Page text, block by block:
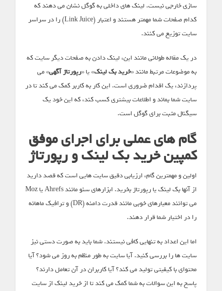
سازی خارجی نیست. لینک های داخلی به گوگل نشان می دهند که
کدام صفحات شما مهمتر هستند و اعتبار (Link Juice) را در سراسر
سایت توزیع می کنند.
در یک مقاله طولانی مانند این، لینک دادن به صفحات دیگر سایت که
به موضوعات مرتبط مانند «خرید بک لینک» یا «رپورتاژ آگهی» می
پردازند، یک اقدام ضروری است. این کار به کاربر کمک می کند تا در
سایت شما بماند و اطلاعات بیشتری کسب کند، که این خود یک
سیگنال مثبت برای گوگل است.
گام های عملی برای اجرای موفق
کمپین خرید بک لینک و رپورتاژ
اولین و مهمترین گام، ارزیابی دقیق سایت هایی است که قصد دارید
از آنها بک لینک یا رپورتاژ بخرید. ابزارهای سئو مانند Ahrefs یا Moz
می توانند معیارهای خوبی مانند قدرت دامنه (DR) و ترافیک ماهانه
را در اختیار شما قرار دهند.
اما این اعداد به تنهایی کافی نیستند. شما باید به صورت دستی نیز
سایت ها را بررسی کنید. آیا سایت به طور منظم به روز می شود؟ آیا
محتوای با کیفیتی تولید می کند؟ آیا کاربران در آن تعامل دارند؟
پاسخ به این سوالات به شما کمک می کند تا از خرید لینک از سایت